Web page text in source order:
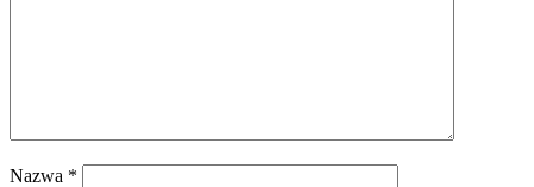
Nazwa *